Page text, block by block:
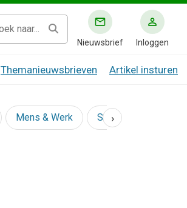
Nieuwsbrief Inloggen
Themanieuwsbrieven Artikel insturen
Mens & Werk Social
›